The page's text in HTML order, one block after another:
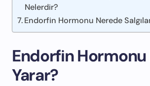
Nelerdir?
Endorfin Hormonu Nerede
Endorfin Hormonu
Yarar?